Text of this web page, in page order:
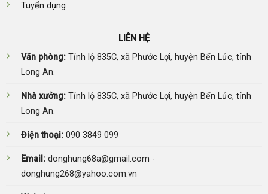
Tuyển dụng
LIÊN HỆ
Văn phòng:Tỉnh lộ 835C, xã Phước Lợi, huyện Bến Lức, tỉnh
Long An.
Nhà xưởng:Tỉnh lộ 835C, xã Phước Lợi, huyện Bến Lức, tỉnh
Long An.
Điện thoại:090 3849 099
Email:donghung68a@gmail.com -
donghung268@yahoo.com.vn